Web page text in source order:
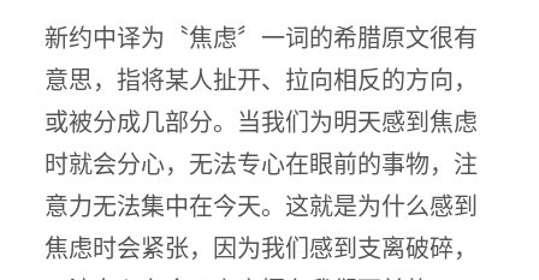
新约中译为〝焦虑〞一词的希腊原文很有
意思，指将某人扯开、拉向相反的方向，
或被分成几部分。当我们为明天感到焦虑
时就会分心，无法专心在眼前的事物，注
意力无法集中在今天。这就是为什么感到
焦虑时会紧张，因为我们感到支离破碎，